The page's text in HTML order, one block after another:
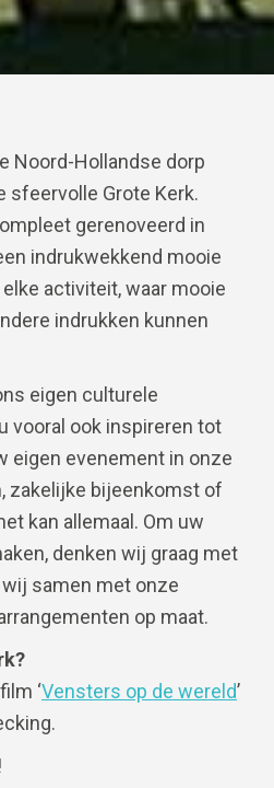
Noord-Hollandse dorp
sfeervolle Grote Kerk.
gerenoveerd in
indrukwekkend mooie
activiteit, waar mooie
indrukken kunnen
eigen culturele
vooral ook inspireren tot
eigen evenement in onze
zakelijke bijeenkomst of
kan allemaal. Om uw
denken wij graag met
samen met onze
op maat.
‘Vensters op de wereld’